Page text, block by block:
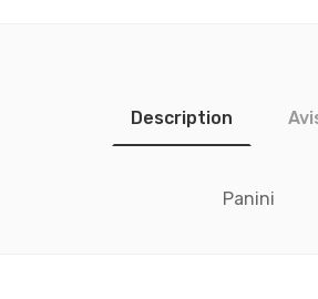
Description
Panini